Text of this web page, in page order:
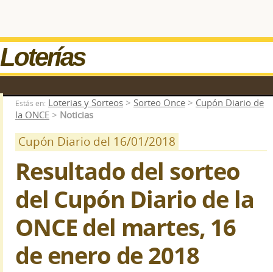
Loterías
Estás en: Loterias y Sorteos > Sorteo Once > Cupón Diario de
la ONCE > Noticias
Cupón Diario del 16/01/2018
Resultado del sorteo
del Cupón Diario de la
ONCE del martes, 16
de enero de 2018